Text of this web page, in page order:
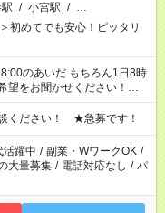
/ 小宮駅 / …
初めてでも安心！ピッタリ
のあいだ もちろん1日8時
望をお聞かせください！★家
なくご相談ください。 ※
ください！ ★急募です！
活躍中 / 副業・WワークOK /
大量募集 / 電話対応なし / パ